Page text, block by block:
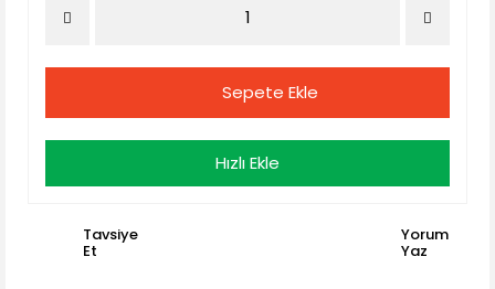
Sepete Ekle
Hızlı Ekle
Tavsiye
Et
Yorum
Yaz